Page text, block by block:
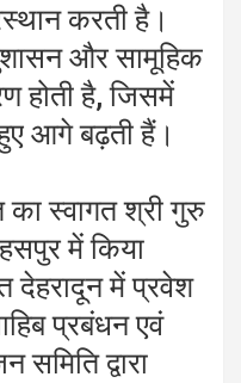
करती है।
और सामूहिक
होती है, जिसमें
आगे बढ़ती हैं।
स्वागत श्री गुरु
में किया
देहरादून में प्रवेश
प्रबंधन एवं
द्वारा